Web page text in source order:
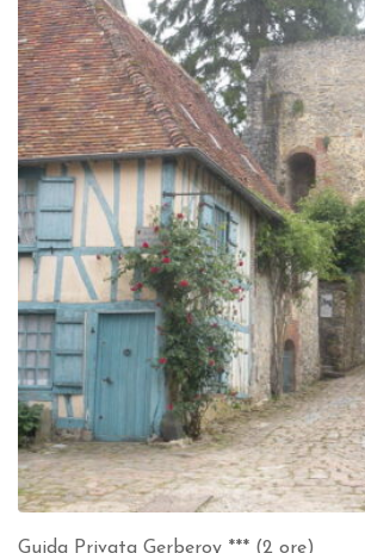
Guida Privata Gerberoy *** (2 ore)